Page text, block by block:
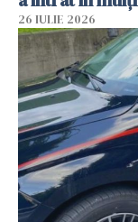
26 IULIE 2026